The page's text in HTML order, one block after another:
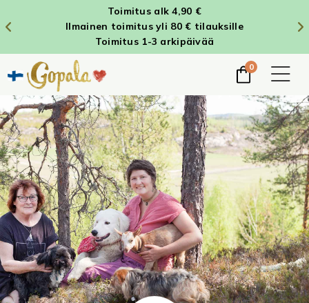
Toimitus alk 4,90 €
Ilmainen toimitus yli 80 € tilauksille
Toimitus 1-3 arkipäivää
0